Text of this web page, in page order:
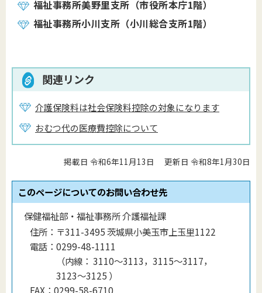
福祉事務所美野里支所（市役所本庁1階）
福祉事務所小川支所（小川総合支所1階）
関連リンク
介護保険料は社会保険料控除の対象になります
おむつ代の医療費控除について
掲載日 令和6年11月13日 更新日 令和8年1月30日
このページについてのお問い合わせ先
保健福祉部・福祉事務所 介護福祉課
住所： 〒311-3495 茨城県小美玉市上玉里1122
電話： 0299-48-1111
（内線 ： 3110～3113，3115～3117，
3123～3125 ）
FAX： 0299-58-6710